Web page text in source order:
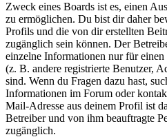
Zweck eines Boards ist es, einen
zu ermöglichen. Du bist dir daher
Profils und die von dir erstellten
zugänglich sein können. Der
einzelne Informationen nur für
(z. B. andere registrierte Benutzer,
sind. Wenn du Fragen dazu hast,
Informationen im Forum oder
Mail-Adresse aus deinem Profil ist
Betreiber und von ihm beauftragte
zugänglich.